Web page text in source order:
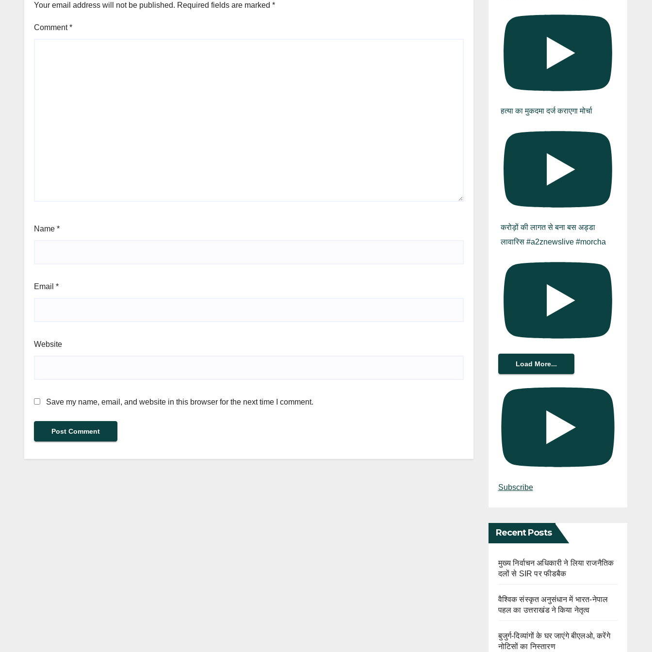
Your email address will not be published. Required fields are marked *
Comment*
Name *
Email *
Website
Save my name, email, and website in this browser for the next time I comment.
हत्या का मुकदमा दर्ज कराएगा मोर्चा
करोड़ों की लागत से बना बस अड्डा
लावारिस #a2znewslive #morcha
Load More...
Subscribe
Recent Posts
मुख्य निर्वाचन अधिकारी ने लिया राजनैतिक
दलों से SIR पर फीडबैक
वैश्विक संस्कृत अनुसंधान में भारत-नेपाल
पहल का उत्तराखंड ने किया नेतृत्व
बुजुर्ग-दिव्यांगों के घर जाएंगे बीएलओ, करेंगे
नोटिसों का निस्तारण